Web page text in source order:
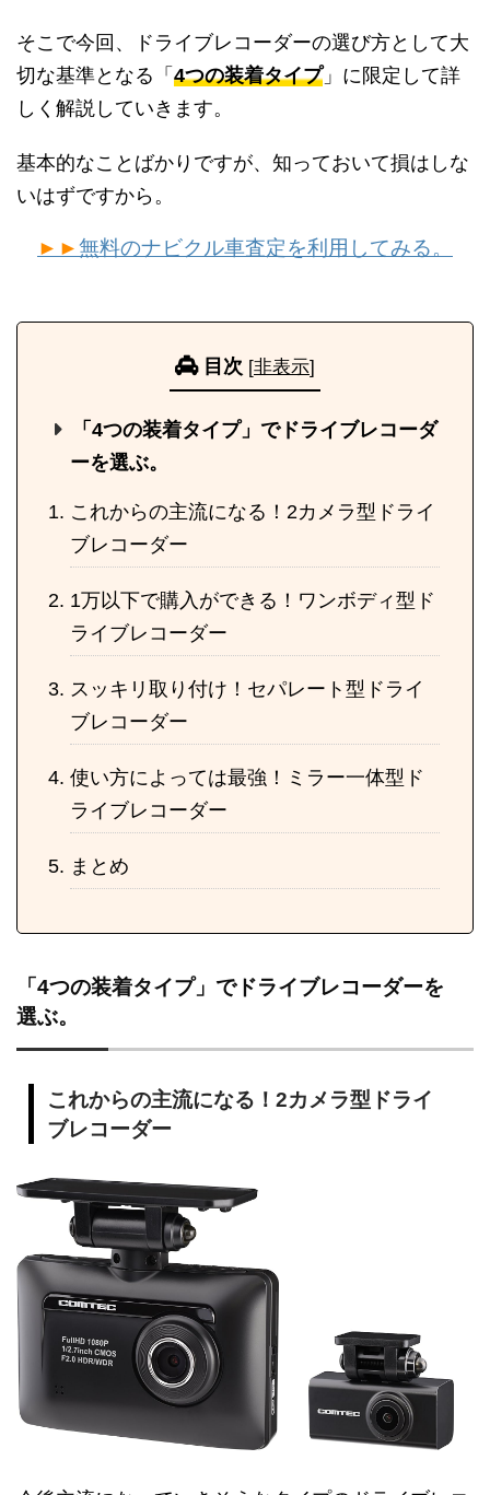
そこで今回、ドライブレコーダーの選び方として大
切な基準となる「 4つの装着タイプ」に限定して詳
しく解説していきます。
基本的なことばかりですが、知っておいて損はしな
いはずですから。
►►無料のナビクル車査定を利用してみる。
目次 [非表示]
「4つの装着タイプ」でドライブレコーダ
ーを選ぶ。
これからの主流になる！2カメラ型ドライ
ブレコーダー
1万以下で購入ができる！ワンボディ型ド
ライブレコーダー
スッキリ取り付け！セパレート型ドライ
ブレコーダー
使い方によっては最強！ミラー一体型ド
ライブレコーダー
まとめ
「4つの装着タイプ」でドライブレコーダーを
選ぶ。
これからの主流になる！2カメラ型ドライ
ブレコーダー